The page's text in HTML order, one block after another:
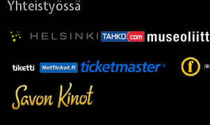
Yhteistyössä